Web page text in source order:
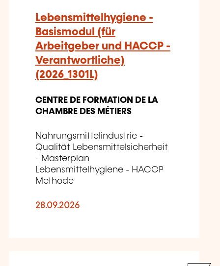
Lebensmittelhygiene -
Basismodul (für
Arbeitgeber und HACCP -
Verantwortliche)
(2026_1301L)
CENTRE DE FORMATION DE LA
CHAMBRE DES MÉTIERS
Nahrungsmittelindustrie -
Qualität Lebensmittelsicherheit
- Masterplan
Lebensmittelhygiene - HACCP
Methode
28.09.2026